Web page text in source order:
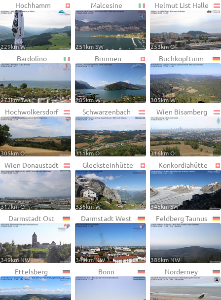
Hochhamm
229km W
Malcesine
251km SW
Helmut List Halle
253km O
Bardolino
273km SW
Brunnen
285km W
Buchkopfturm
305km W
Hochwolkersdorf
305km O
Schwarzenbach
311km O
Wien Bisamberg
316km O
Wien Donaustadt
317km O
Glecksteinhütte
336km W
Konkordiahütte
345km SW
Darmstadt Ost
349km NW
Darmstadt West
349km NW
Feldberg Taunus
386km NW
Ettelsberg Bonn Norderney